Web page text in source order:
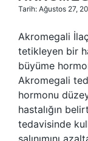
Tarih: Ağustos 27,
Akromegali
tetikleyen bir
büyüme
Akromegali
hormonu
hastalığın
tedavisinde
salınımını